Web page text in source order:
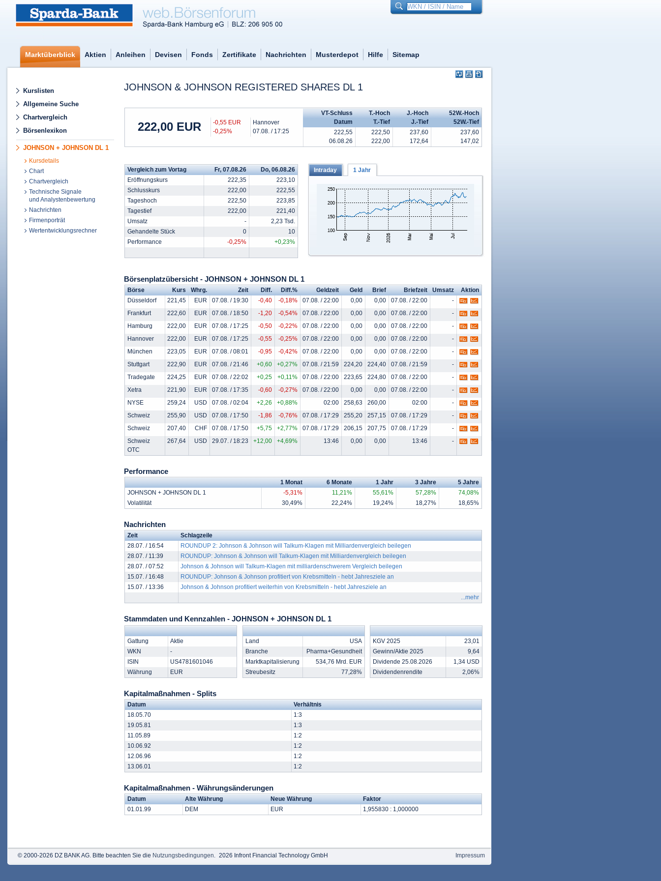
Marktüberblick Aktien Anleihen Devisen Fonds Zertifikate Nachrichten Musterdepot Hilfe Sitemap
Kurslisten
Allgemeine Suche
Chartvergleich
Börsenlexikon
JOHNSON + JOHNSON DL 1
Kursdetails
Chart
Chartvergleich
Technische Signale
und Analystenbewertung
Nachrichten
Firmenporträt
Wertentwicklungsrechner
JOHNSON & JOHNSON REGISTERED SHARES DL 1
222,00 EUR
-0,55 EUR
-0,25%
Hannover
07.08. / 17:25
VT-Schluss
Datum
T.-Hoch
T.-Tief
J.-Hoch
J.-Tief
52W.-Hoch
52W.-Tief
222,55
06.08.26
222,50
222,00
237,60
172,64
237,60
147,02
Vergleich zum Vortag Fr, 07.08.26
Do, 06.08.26
Eröffnungskurs
222,35
223,10
Schlusskurs
222,00
222,55
Tageshoch
222,50
223,85
Tagestief
222,00
221,40
Umsatz
-
2,23 Tsd.
Gehandelte Stück
0
10
Performance
-0,25% +0,23%
Intraday 1 Jahr
Börsenplatzübersicht - JOHNSON + JOHNSON DL 1
Börse Kurs Whrg. Zeit Diff. Diff.% Geldzeit Geld Brief Briefzeit Umsatz
Aktion
Düsseldorf
221,45 EUR 07.08. / 19:30 -0,40 -0,18% 07.08. / 22:00 0,00 0,00 07.08. / 22:00
-
Frankfurt
222,60 EUR 07.08. / 18:50 -1,20 -0,54% 07.08. / 22:00 0,00 0,00 07.08. / 22:00
-
Hamburg
222,00 EUR 07.08. / 17:25 -0,50 -0,22% 07.08. / 22:00 0,00 0,00 07.08. / 22:00
-
Hannover
222,00 EUR 07.08. / 17:25 -0,55 -0,25% 07.08. / 22:00 0,00 0,00 07.08. / 22:00
-
München
223,05 EUR 07.08. / 08:01 -0,95 -0,42% 07.08. / 22:00 0,00 0,00 07.08. / 22:00
-
Stuttgart
222,90 EUR 07.08. / 21:46 +0,60 +0,27% 07.08. / 21:59 224,20 224,40 07.08. / 21:59
-
Tradegate
224,25 EUR 07.08. / 22:02 +0,25 +0,11% 07.08. / 22:00 223,65 224,80 07.08. / 22:00
-
Xetra
221,90 EUR 07.08. / 17:35 -0,60 -0,27% 07.08. / 22:00 0,00 0,00 07.08. / 22:00
-
NYSE
259,24 USD 07.08. / 02:04 +2,26 +0,88% 02:00 258,63 260,00 02:00
-
Schweiz
255,90 USD 07.08. / 17:50 -1,86 -0,76% 07.08. / 17:29 255,20 257,15 07.08. / 17:29
-
Schweiz
207,40 CHF 07.08. / 17:50 +5,75 +2,77% 07.08. / 17:29 206,15 207,75 07.08. / 17:29
-
Schweiz
OTC
267,64 USD 29.07. / 18:23 +12,00 +4,69% 13:46 0,00 0,00 13:46 -
Performance
1 Monat 6 Monate 1 Jahr 3 Jahre
5 Jahre
JOHNSON + JOHNSON DL 1
-5,31% 11,21% 55,61% 57,28%
74,08%
Volatilität
30,49% 22,24% 19,24% 18,27% 18,65%
Nachrichten
Zeit
Schlagzeile
28.07. / 16:54
ROUNDUP 2: Johnson & Johnson will Talkum-Klagen mit Milliardenvergleich beilegen
28.07. / 11:39
ROUNDUP: Johnson & Johnson will Talkum-Klagen mit Milliardenvergleich beilegen
28.07. / 07:52
Johnson & Johnson will Talkum-Klagen mit milliardenschwerem Vergleich beilegen
15.07. / 16:48
ROUNDUP: Johnson & Johnson profitiert von Krebsmitteln - hebt Jahresziele an
15.07. / 13:36
Johnson & Johnson profitiert weiterhin von Krebsmitteln - hebt Jahresziele an
...mehr
Stammdaten und Kennzahlen - JOHNSON + JOHNSON DL 1
Gattung
Aktie
WKN
-
ISIN
US4781601046
Währung
EUR
Land
USA
Branche
Pharma+Gesundheit
Marktkapitalisierung
534,76 Mrd. EUR
Streubesitz
77,28%
KGV 2025
23,01
Gewinn/Aktie 2025
9,64
Dividende 25.08.2026
1,34 USD
Dividendenrendite
2,06%
Kapitalmaßnahmen - Splits
Datum
Verhältnis
18.05.70
1:3
19.05.81
1:3
11.05.89
1:2
10.06.92
1:2
12.06.96
1:2
13.06.01
1:2
Kapitalmaßnahmen - Währungsänderungen
Datum Alte Währung Neue Währung
Faktor
01.01.99
DEM EUR 1,955830 : 1,000000
© 2000-2026 DZ BANK AG. Bitte beachten Sie die Nutzungsbedingungen. 2026 Infront Financial Technology GmbH Impressum